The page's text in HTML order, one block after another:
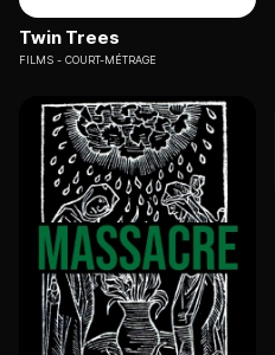
Twin Trees
FILMS COURT-MÉTRAGE